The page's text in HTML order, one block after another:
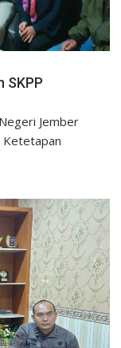
SKPP
Jember
Ketetapan